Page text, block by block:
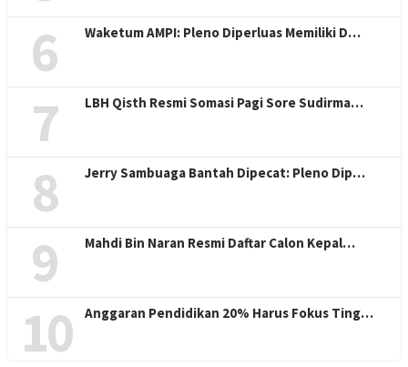
6 Waketum AMPI: Pleno Diperluas Memiliki D…
7 LBH Qisth Resmi Somasi Pagi Sore Sudirma…
8 Jerry Sambuaga Bantah Dipecat: Pleno Dip…
9 Mahdi Bin Naran Resmi Daftar Calon Kepal…
10 Anggaran Pendidikan 20% Harus Fokus Ting…